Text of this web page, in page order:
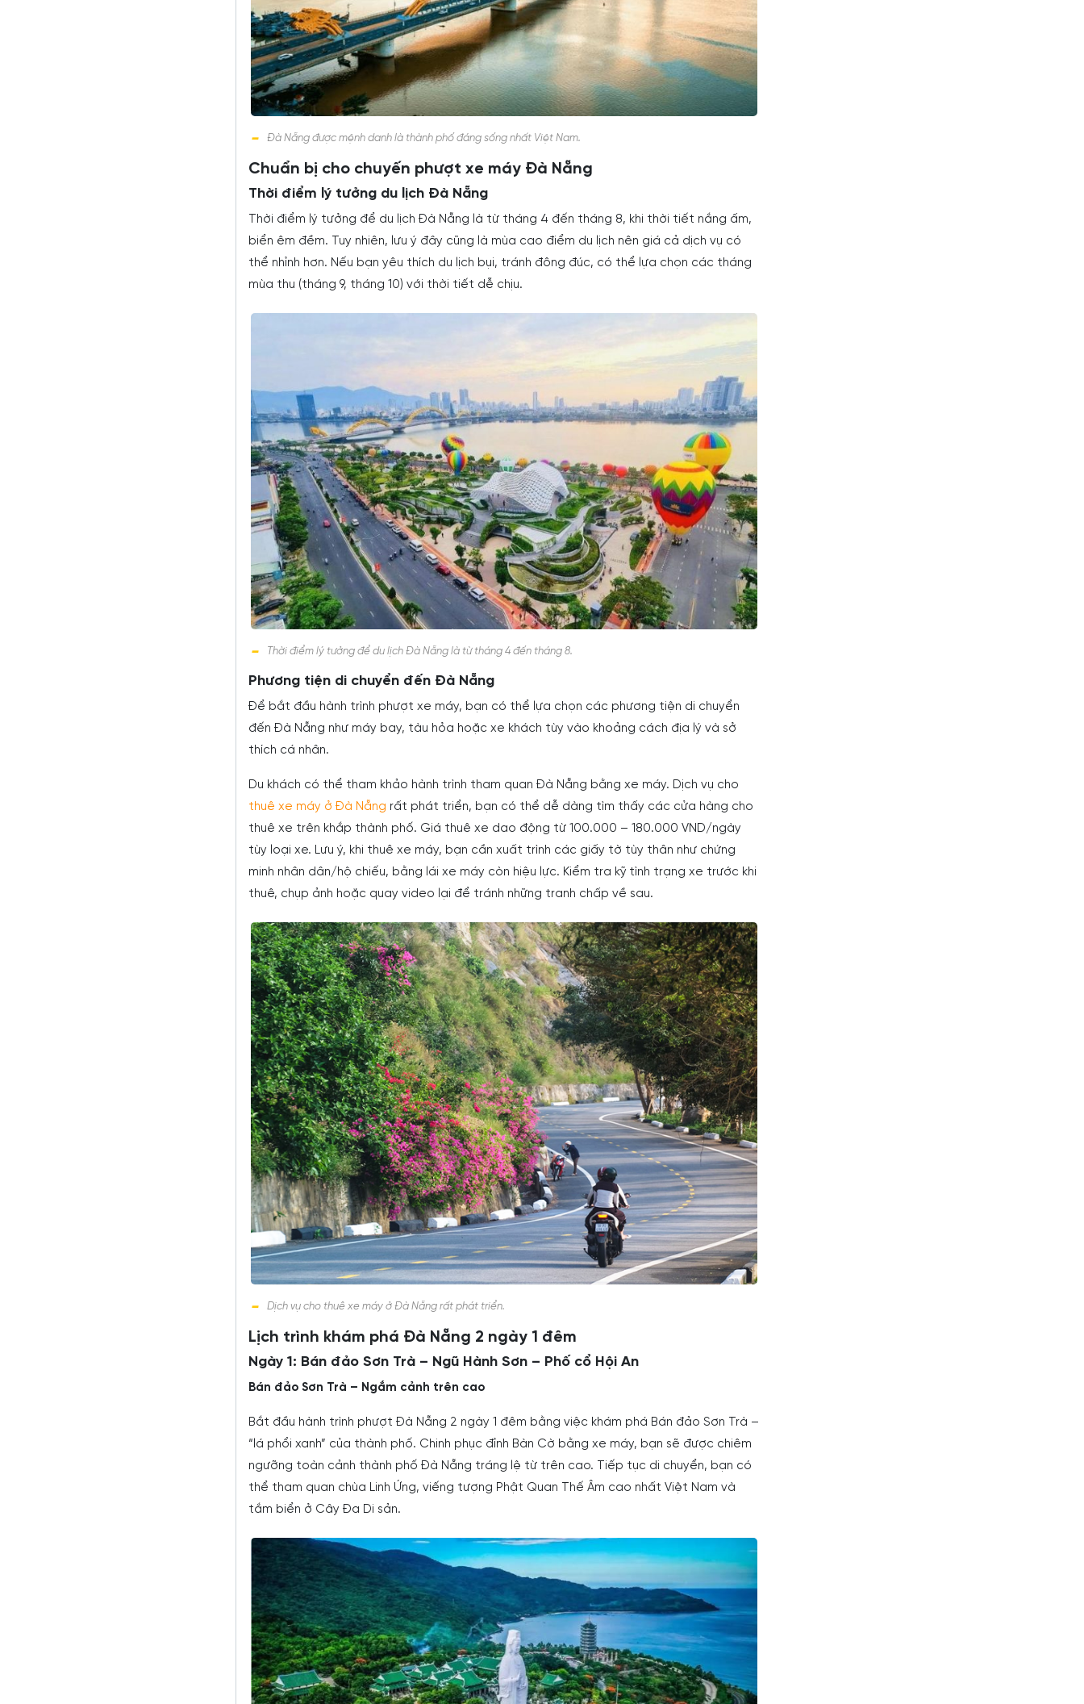
Đà Nẵng được mệnh danh là thành phố đáng sống nhất Việt Nam.
Chuẩn bị cho chuyến phượt xe máy Đà Nẵng
Thời điểm lý tưởng du lịch Đà Nẵng
Thời điểm lý tưởng để du lịch Đà Nẵng là từ tháng 4 đến tháng 8, khi thời tiết nắng ấm,
biển êm đềm. Tuy nhiên, lưu ý đây cũng là mùa cao điểm du lịch nên giá cả dịch vụ có
thể nhỉnh hơn. Nếu bạn yêu thích du lịch bụi, tránh đông đúc, có thể lựa chọn các tháng
mùa thu (tháng 9, tháng 10) với thời tiết dễ chịu.
Thời điểm lý tưởng để du lịch Đà Nẵng là từ tháng 4 đến tháng 8.
Phương tiện di chuyển đến Đà Nẵng
Để bắt đầu hành trình phượt xe máy, bạn có thể lựa chọn các phương tiện di chuyển
đến Đà Nẵng như máy bay, tàu hỏa hoặc xe khách tùy vào khoảng cách địa lý và sở
thích cá nhân.
Du khách có thể tham khảo hành trình tham quan Đà Nẵng bằng xe máy. Dịch vụ cho
thuê xe máy ở Đà Nẵng rất phát triển, bạn có thể dễ dàng tìm thấy các cửa hàng cho
thuê xe trên khắp thành phố. Giá thuê xe dao động từ 100.000 – 180.000 VND/ngày
tùy loại xe. Lưu ý, khi thuê xe máy, bạn cần xuất trình các giấy tờ tùy thân như chứng
minh nhân dân/hộ chiếu, bằng lái xe máy còn hiệu lực. Kiểm tra kỹ tình trạng xe trước khi
thuê, chụp ảnh hoặc quay video lại để tránh những tranh chấp về sau.
Dịch vụ cho thuê xe máy ở Đà Nẵng rất phát triển.
Lịch trình khám phá Đà Nẵng 2 ngày 1 đêm
Ngày 1: Bán đảo Sơn Trà – Ngũ Hành Sơn – Phố cổ Hội An
Bán đảo Sơn Trà – Ngắm cảnh trên cao
Bắt đầu hành trình phượt Đà Nẵng 2 ngày 1 đêm bằng việc khám phá Bán đảo Sơn Trà –
“lá phổi xanh” của thành phố. Chinh phục đỉnh Bàn Cờ bằng xe máy, bạn sẽ được chiêm
ngưỡng toàn cảnh thành phố Đà Nẵng tráng lệ từ trên cao. Tiếp tục di chuyển, bạn có
thể tham quan chùa Linh Ứng, viếng tượng Phật Quan Thế Âm cao nhất Việt Nam và
tắm biển ở Cây Đa Di sản.